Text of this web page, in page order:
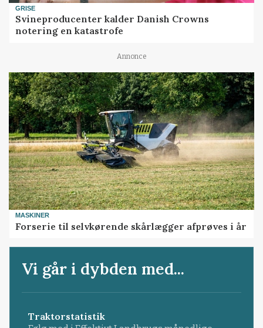
GRISE
Svineproducenter kalder Danish Crowns
notering en katastrofe
Annonce
MASKINER
Forserie til selvkørende skårlægger afprøves i år
Vi går i dybden med...
Traktorstatistik